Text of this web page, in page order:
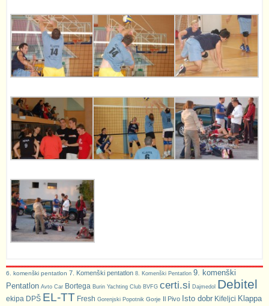
6. komenški pentatlon 7. Komenški pentatlon 8. Komenški Pentatlon 9. komenški
Pentatlon Avto Car Bortega Burin Yachting Club BVFG certi.si Dajmedol Debitel
ekipa DPŠ EL-TT Fresh Gorenjski Popotnik Gorje Il Pivo Isto dobr Kifeljci Klappa